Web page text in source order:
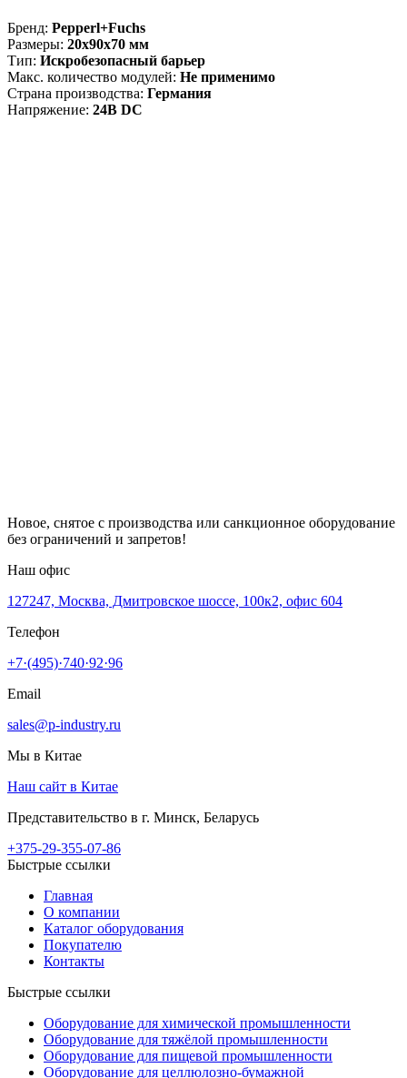
Бренд: Pepperl+Fuchs
Размеры: 20x90x70 мм
Тип: Искробезопасный барьер
Макс. количество модулей: Не применимо
Страна производства: Германия
Напряжение: 24В DC
Новое, снятое с производства или санкционное оборудование
без ограничений и запретов!
Наш офис
127247, Москва, Дмитровское шоссе, 100к2, офис 604
Телефон
+7·(495)·740·92·96
Email
sales@p-industry.ru
Мы в Китае
Наш сайт в Китае
Представительство в г. Минск, Беларусь
+375-29-355-07-86
Быстрые ссылки
Главная
О компании
Каталог оборудования
Покупателю
Контакты
Быстрые ссылки
Оборудование для химической промышленности
Оборудование для тяжёлой промышленности
Оборудование для пищевой промышленности
Оборудование для целлюлозно-бумажной